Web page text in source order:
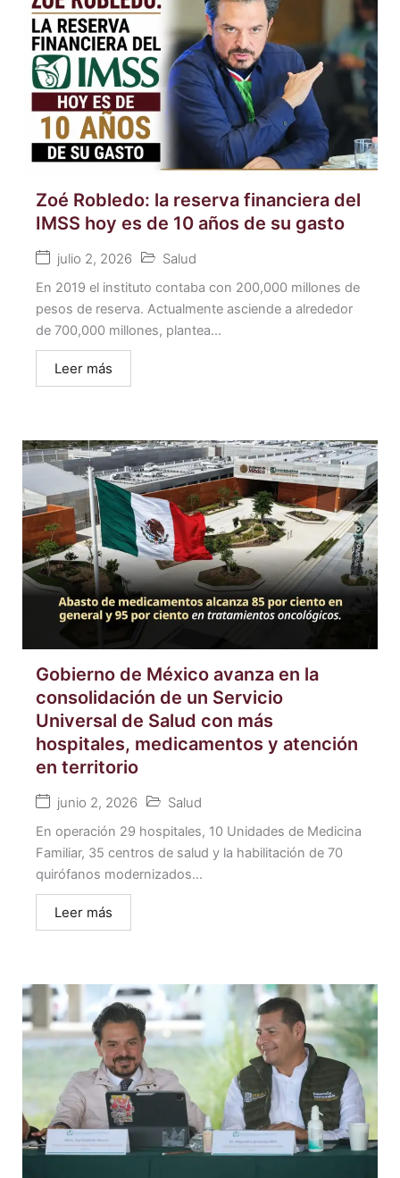
Zoé Robledo: la reserva financiera del
IMSS hoy es de 10 años de su gasto
julio 2, 2026 Salud
En 2019 el instituto contaba con 200,000 millones de
pesos de reserva. Actualmente asciende a alrededor
de 700,000 millones, plantea...
Leer más
Gobierno de México avanza en la
consolidación de un Servicio
Universal de Salud con más
hospitales, medicamentos y atención
en territorio
junio 2, 2026 Salud
En operación 29 hospitales, 10 Unidades de Medicina
Familiar, 35 centros de salud y la habilitación de 70
quirófanos modernizados...
Leer más